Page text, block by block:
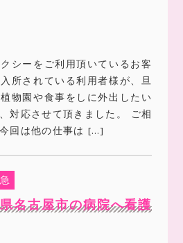
シーをご利用頂いているお客
所されている利用者様が、旦
物園や食事をしに外出したい
対応させて頂きました。 ご相
回は他の仕事は […]
名古屋市の病院へ看護